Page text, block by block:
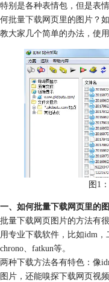
特别是各种表情包，但是表
何批量下载网页里的图片？
教大家几个简单的办法，使
图1
一、如何批量下载网页里的
批量下载网页图片的方法有
用专业下载软件，比如idm
chrono、fatkun等。
两种下载方法各有特色：像
图片，还能嗅探下载网页视